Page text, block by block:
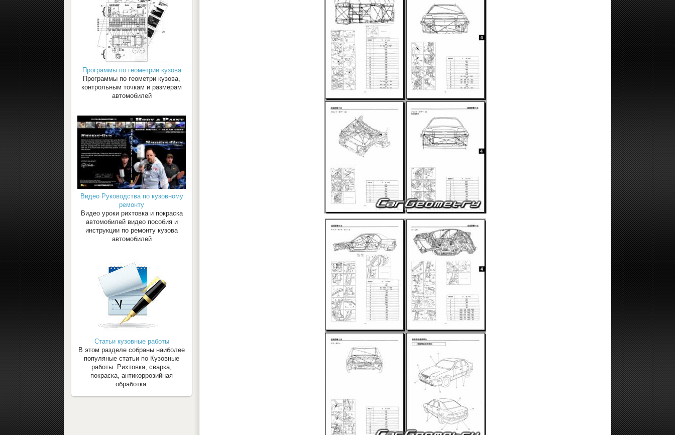
Программы по геометрии кузова
Программы по геометри кузова,
контрольным точкам и размерам
автомобилей
Видео Руководства по кузовному
ремонту
Видео уроки рихтовка и покраска
автомобилей видео пособия и
инструкции по ремонту кузова
автомобилей
Статьи кузовные работы
В этом разделе собраны наиболее
популяные статьи по Кузовные
работы. Рихтовка, сварка,
покраска, антикоррозийная
обработка.